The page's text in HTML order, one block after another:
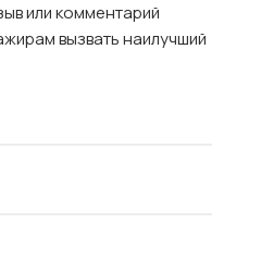
или комментарий
вызвать наилучший